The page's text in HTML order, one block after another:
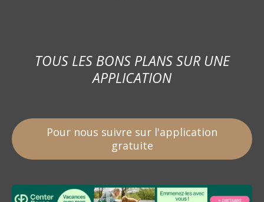
TOUS LES BONS PLANS SUR UNE
APPLICATION
Pour nous suivre sur l'application
gratuite